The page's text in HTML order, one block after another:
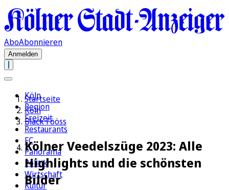
AboAbonnieren
Anmelden
Köln
Region
Freizeit
Restaurants
FC
Panorama
Politik
Wirtschaft
Kultur
Startseite
Köln
Bläck Fööss
Kölner Veedelszüge 2023: Alle
Highlights und die schönsten
Bilder